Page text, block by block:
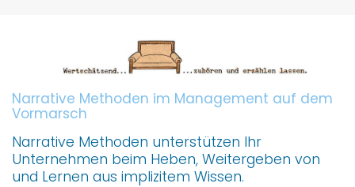
Narrative Methoden im Management auf dem
Vormarsch
Narrative Methoden unterstützen Ihr
Unternehmen beim Heben, Weitergeben von
und Lernen aus implizitem Wissen.